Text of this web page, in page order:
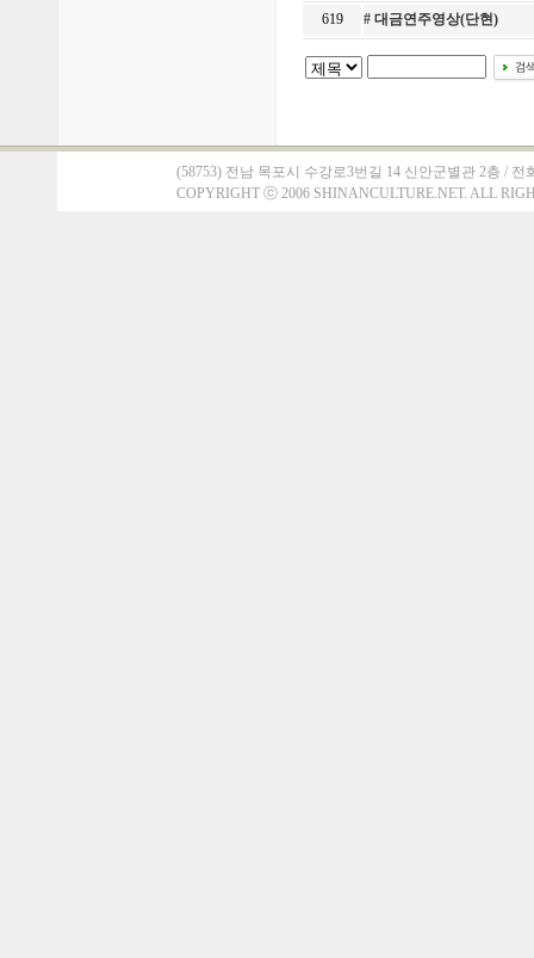
619 # 대금연주영상(단현)
(58753) 전남 목포시 수강로3번길 14 신안군별관 2층 / 전
COPYRIGHT ⓒ2006 SHINANCULTURE.NET. ALL